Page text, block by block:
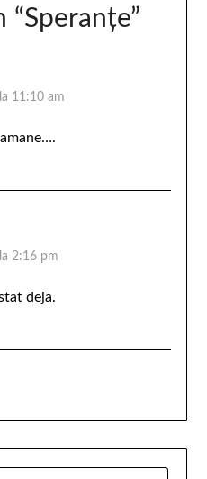
“Speranţe”
11:10 am
2:16 pm
deja.